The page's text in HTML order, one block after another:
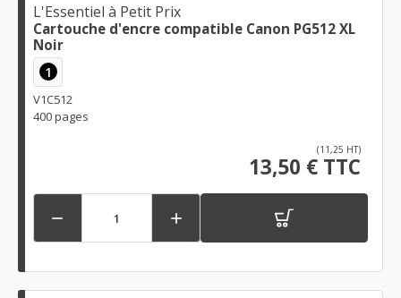
L'Essentiel à Petit Prix
Cartouche d'encre compatible Canon PG512 XL
Noir
1
V1C512
400 pages
(11,25 HT)
13,50 € TTC
 